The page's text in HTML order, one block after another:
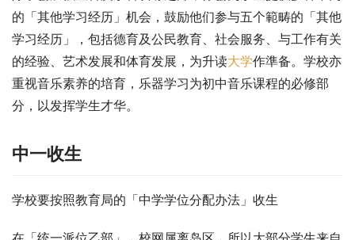
的「其他学习经历」机会，鼓励他们参与五个範畴的「其他
学习经历」，包括德育及公民教育、社会服务、与工作有关
的经验、艺术发展和体育发展，为升读大学作準备。学校亦
重视音乐素养的培育，乐器学习为初中音乐课程的必修部
分，以发挥学生才华。
中一收生
学校要按照教育局的「中学学位分配办法」收生